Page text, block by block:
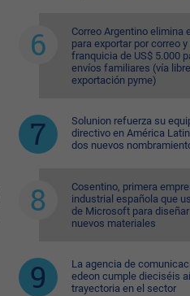
Correo Argentino elimina
para exportar por correo y
franquicia de US$ 5.000
envíos familiares (vía
exportación pyme)
Solunion refuerza su
directivo en América
dos nuevos
Cosentino, primera
industrial española que
de Microsoft para diseñar
nuevos materiales
La agencia de
edeon cumple dieciséis
trayectoria en el sector